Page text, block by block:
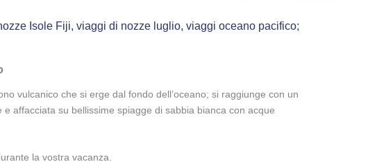
Isole Fiji, viaggi di nozze luglio, viaggi oceano pacifico;
vulcanico che si erge dal fondo dell’oceano; si raggiunge con un
affacciata su bellissime spiagge di sabbia bianca con acque
la vostra vacanza.